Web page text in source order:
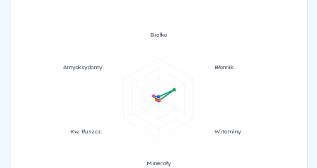
Białko
Błonnik
Witaminy
Minerały
Kw. tłuszcz.
Antyoksydanty